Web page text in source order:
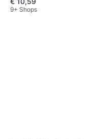
9+ Shops